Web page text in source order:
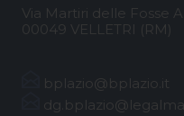
Via Martiri delle Fosse
00049 VELLETRI (RM)
bplazio@bplazio.it